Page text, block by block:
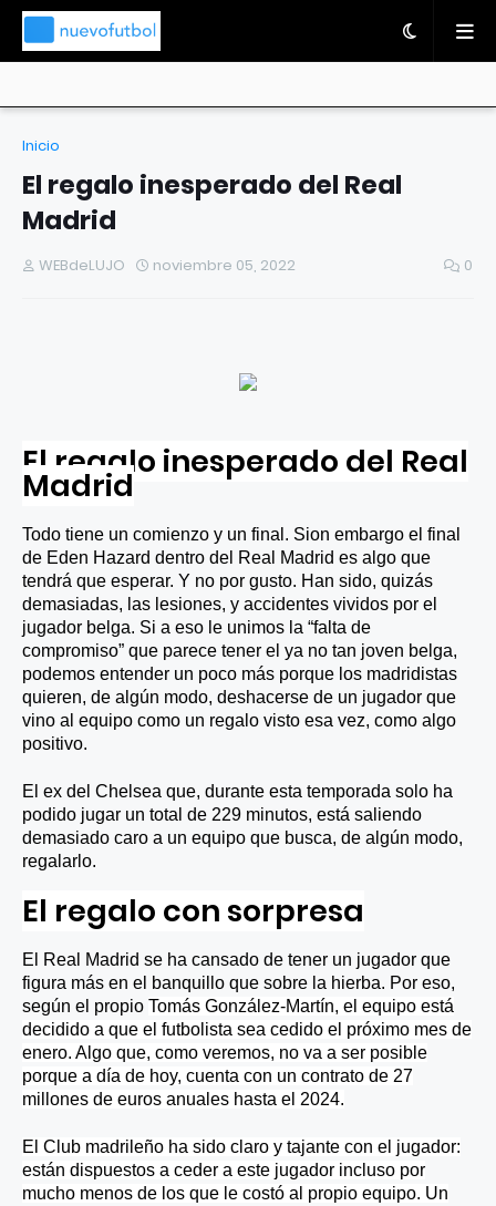
Inicio
El regalo inesperado del Real
Madrid
WEBdeLUJO noviembre 05, 2022 0
El regalo inesperado del Real
Madrid
Todo tiene un comienzo y un final. Sion embargo el final
de Eden Hazard dentro del Real Madrid es algo que
tendrá que esperar. Y no por gusto. Han sido, quizás
demasiadas, las lesiones, y accidentes vividos por el
jugador belga. Si a eso le unimos la “falta de
compromiso” que parece tener el ya no tan joven belga,
podemos entender un poco más porque los madridistas
quieren, de algún modo, deshacerse de un jugador que
vino al equipo como un regalo visto esa vez, como algo
positivo.
El ex del Chelsea que, durante esta temporada solo ha
podido jugar un total de 229 minutos, está saliendo
demasiado caro a un equipo que busca, de algún modo,
regalarlo.
El regalo con sorpresa
El Real Madrid se ha cansado de tener un jugador que
figura más en el banquillo que sobre la hierba. Por eso,
según el propio Tomás González-Martín, el equipo está
decidido a que el futbolista sea cedido el próximo mes de
enero. Algo que, como veremos, no va a ser posible
porque a día de hoy, cuenta con un contrato de 27
millones de euros anuales hasta el 2024.
El Club madrileño ha sido claro y tajante con el jugador:
están dispuestos a ceder a este jugador incluso por
mucho menos de los que le costó al propio equipo. Un